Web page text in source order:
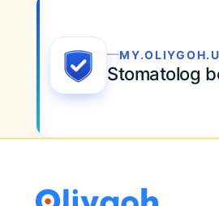
Milliy sertifikatni